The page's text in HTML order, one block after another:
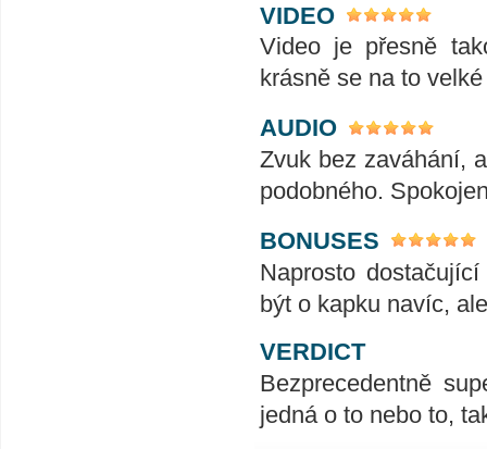
VIDEO
Video je přesně
krásně se na to
AUDIO
Zvuk bez zaváhání,
podobného.
BONUSES
Naprosto
být o kapku navíc,
VERDICT
Bezprecedentně
jedná o to nebo to,